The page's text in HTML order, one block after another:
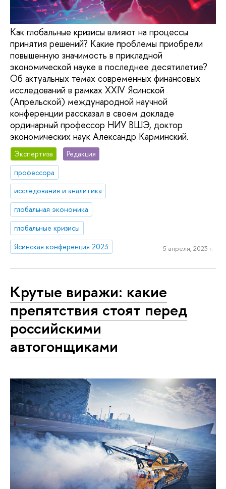
Как глобальные кризисы влияют на процессы
принятия решений? Какие проблемы приобрели
повышенную значимость в прикладной
экономической науке в последнее десятилетие?
Об актуальных темах современных финансовых
исследований в рамках XXIV Ясинской
(Апрельской) международной научной
конференции рассказал в своем докладе
ординарный профессор НИУ ВШЭ, доктор
экономических наук Александр Карминский.
Экспертиза
Редакция
профессора
исследования и аналитика
глобальная экономика
глобальные кризисы
Ясинская конференция 2023
5 апреля, 2023 г.
Крутые виражи: какие
препятствия стоят перед
российскими
автогонщиками